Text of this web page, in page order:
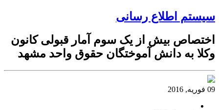
سیستم اطلاع رسانی
اختصاص بیش از یک سوم آمار قبولی کانون
وکلا به دانش آموختگان حقوق واحد مشهد
09 فوریه, 2016